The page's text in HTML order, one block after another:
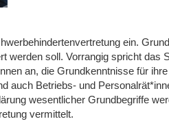
ein.
werden soll. Vorrangig spricht das
an, die Grundkenntnisse für
auch Betriebs- und
wesentlicher Grundbegriffe
vermittelt.